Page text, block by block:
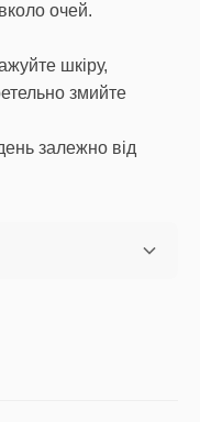
очей.
шкіру,
змийте
залежно від